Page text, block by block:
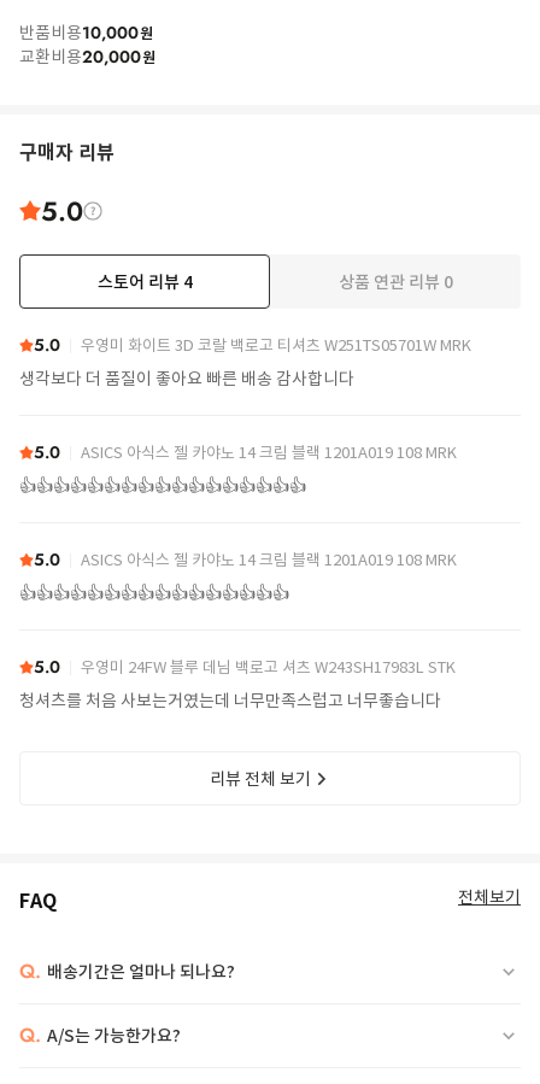
반품비용10,000원
교환비용20,000원
구매자 리뷰
5.0
스토어 리뷰 4 상품 연관 리뷰 0
5.0 우영미 화이트 3D 코랄 백로고 티셔츠 W251TS05701W MRK
생각보다 더 품질이 좋아요 빠른 배송 감사합니다
5.0 ASICS 아식스 젤 카야노 14 크림 블랙 1201A019 108 MRK
👍👍👍👍👍👍👍👍👍👍👍👍👍👍👍👍👍
5.0 ASICS 아식스 젤 카야노 14 크림 블랙 1201A019 108 MRK
👍👍👍👍👍👍👍👍👍👍👍👍👍👍👍👍
5.0 우영미 24FW 블루 데님 백로고 셔츠 W243SH17983L STK
청셔츠를 처음 사보는거였는데 너무만족스럽고 너무좋습니다
리뷰 전체 보기
FAQ 전체보기
Q. 배송기간은 얼마나 되나요?
Q. A/S는 가능한가요?